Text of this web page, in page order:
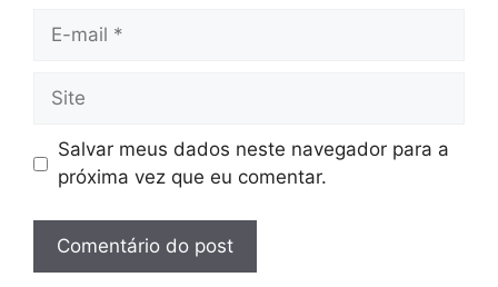
Site
Salvar meus dados neste navegador para a
próxima vez que eu comentar.